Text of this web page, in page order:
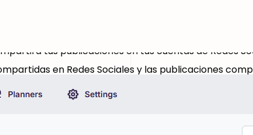
sistema.
compartidas desde tu sitio web.
tus publicaciones en tus cuentas de Redes
en Redes Sociales y las publicaciones